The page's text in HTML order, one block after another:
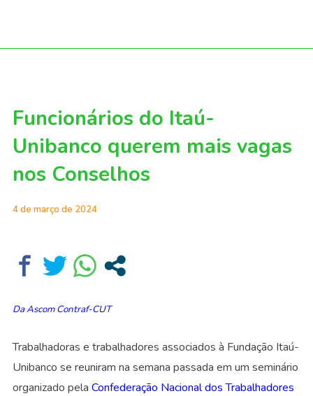
Funcionários do Itaú-
Unibanco querem mais vagas
nos Conselhos
4 de março de 2024
Da Ascom Contraf-CUT
Trabalhadoras e trabalhadores associados à Fundação Itaú-
Unibanco se reuniram na semana passada em um seminário
organizado pela Confederação Nacional dos Trabalhadores